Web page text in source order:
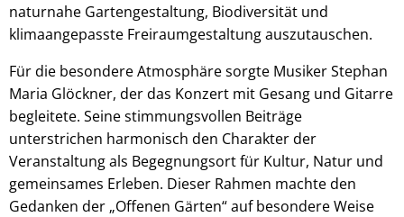
naturnahe Gartengestaltung, Biodiversität und
klimaangepasste Freiraumgestaltung auszutauschen.
Für die besondere Atmosphäre sorgte Musiker Stephan
Maria Glöckner, der das Konzert mit Gesang und Gitarre
begleitete. Seine stimmungsvollen Beiträge
unterstrichen harmonisch den Charakter der
Veranstaltung als Begegnungsort für Kultur, Natur und
gemeinsames Erleben. Dieser Rahmen machte den
Gedanken der „Offenen Gärten“ auf besondere Weise